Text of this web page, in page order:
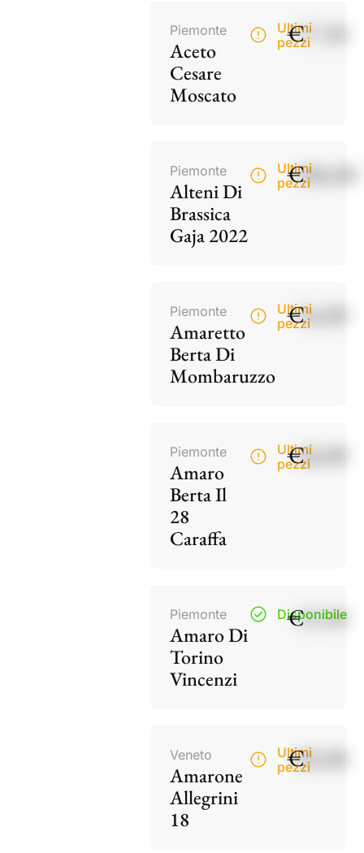
Piemonte
Aceto
Cesare
Moscato
Ultimi
pezzi
€17,50
Piemonte
Alteni Di
Brassica
Gaja 2022
Ultimi
pezzi
€186,00
Piemonte
Amaretto
Berta Di
Mombaruzzo
Ultimi
pezzi
€34,00
Piemonte
Amaro
Berta Il
28
Caraffa
Ultimi
pezzi
€40,00
Piemonte
Amaro Di
Torino
Vincenzi
Disponibile
€15,50
Veneto
Amarone
Allegrini
18
Ultimi
pezzi
€82,00